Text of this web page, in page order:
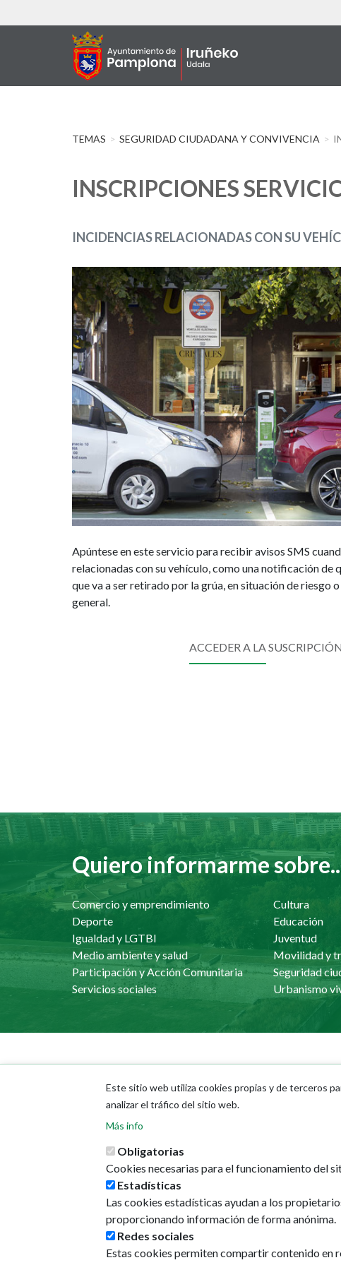
al
TEMAS SEGURIDAD CIUDADANA Y CONVIVENCIA
INSCRIPCIONES
INCIDENCIAS RELACIONADAS CON SU
Apúntese en este servicio para recibir avisos SMS
relacionadas con su vehículo, como una notificación de
que va a ser retirado por la grúa, en situación de riesgo
general.
ACCEDER A LA SUSCRIPCIÓN
Quiero informarme
Comercio y emprendimiento
Cultura
Deporte
Educación
Igualdad y LGTBI
Juventud
Medio ambiente y salud
Movilidad y
Participación y Acción Comunitaria
Seguridad
Servicios sociales
Áreas municipales
Presupuestos
Portal del Empleado
Este sitio web utiliza cookies propias y de terceros
analizar el tráfico del sitio web.
Más info
Obligatorias
Cookies necesarias para el funcionamiento del
Estadísticas
Las cookies estadísticas ayudan a los
proporcionando información de forma anónima.
Redes sociales
Estas cookies permiten compartir contenido en